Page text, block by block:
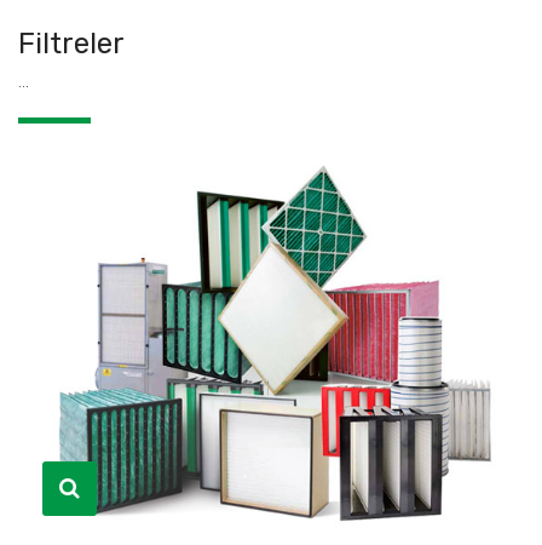
Filtreler
...